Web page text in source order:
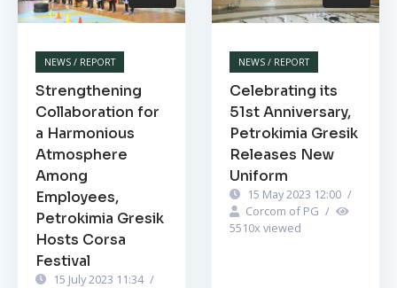
NEWS / REPORT
Strengthening
Collaboration for
a Harmonious
Atmosphere
Among
Employees,
Petrokimia Gresik
Hosts Corsa
Festival
15 July 2023 11:34 /
NEWS / REPORT
Celebrating its
51st Anniversary,
Petrokimia Gresik
Releases New
Uniform
15 May 2023 12:00 /
Corcom of PG /
5510x viewed